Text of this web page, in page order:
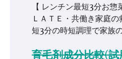
【 レンチン最短3分お惣
ＬＡＴＥ・共働き家庭
短3分の時短調理で家族